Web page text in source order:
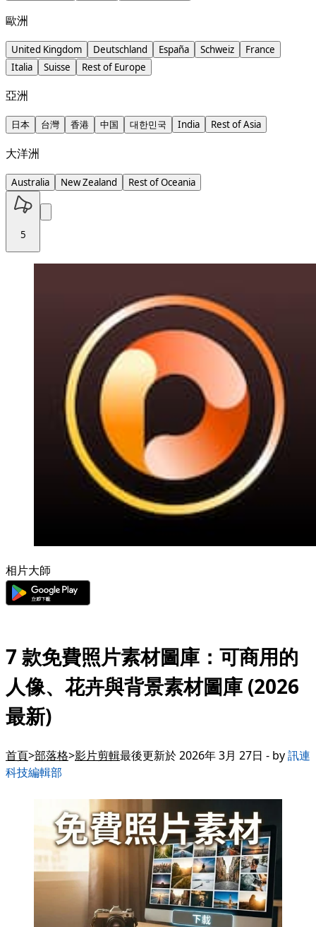
歐洲
United Kingdom Deutschland España Schweiz
France
Italia
Suisse Rest of Europe
亞洲
日本 台灣 香港 中国 대한민국 India Rest of Asia
大洋洲
Australia New Zealand Rest of Oceania
5
相片大師
7 款免費照片素材圖庫：可商用的
人像、花卉與背景素材圖庫 (2026
最新)
首頁 部落格 影片剪輯最後更新於 2026年 3月 27日 - by訊連
科技編輯部